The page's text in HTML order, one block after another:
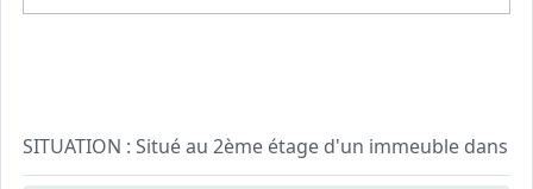
SITUATION : Situé au 2ème étage d'un immeuble dans